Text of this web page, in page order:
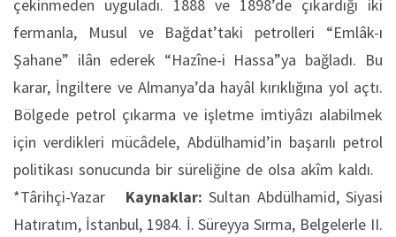
çekinmeden uyguladı. 1888 ve 1898’de çıkardığı iki
fermanla, Musul ve Bağdat’taki petrolleri “Emlâk-ı
Şahane” ilân ederek “Hazîne-i Hassa”ya bağladı. Bu
karar, İngiltere ve Almanya’da hayâl kırıklığına yol açtı.
Bölgede petrol çıkarma ve işletme imtiyâzı alabilmek
için verdikleri mücâdele, Abdülhamid’in başarılı petrol
politikası sonucunda bir süreliğine de olsa akîm kaldı.
*Târihçi-Yazar Kaynaklar: Sultan Abdülhamid, Siyasi
Hatıratım, İstanbul, 1984. İ. Süreyya Sırma, Belgelerle II.